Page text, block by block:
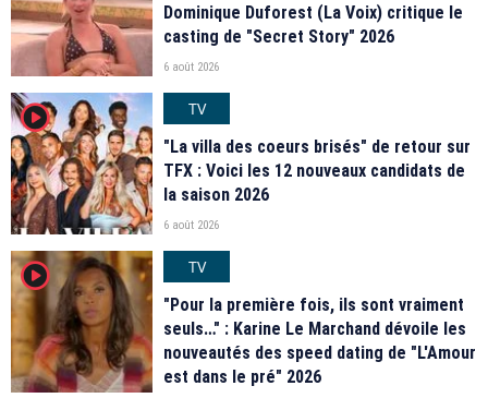
Dominique Duforest (La Voix) critique le
casting de "Secret Story" 2026
6 août 2026
player2
TV
"La villa des coeurs brisés" de retour sur
TFX : Voici les 12 nouveaux candidats de
la saison 2026
6 août 2026
player2
TV
"Pour la première fois, ils sont vraiment
seuls…" : Karine Le Marchand dévoile les
nouveautés des speed dating de "L'Amour
est dans le pré" 2026